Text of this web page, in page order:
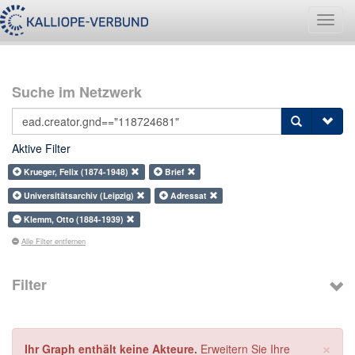
Suche im Netzwerk
Aktive Filter
Krueger, Felix (1874-1948)
Brief
Universitätsarchiv (Leipzig)
Adressat
Klemm, Otto (1884-1939)
Alle Filter entfernen
Filter
×
Ihr Graph enthält keine Akteure. Erweitern Sie Ihre